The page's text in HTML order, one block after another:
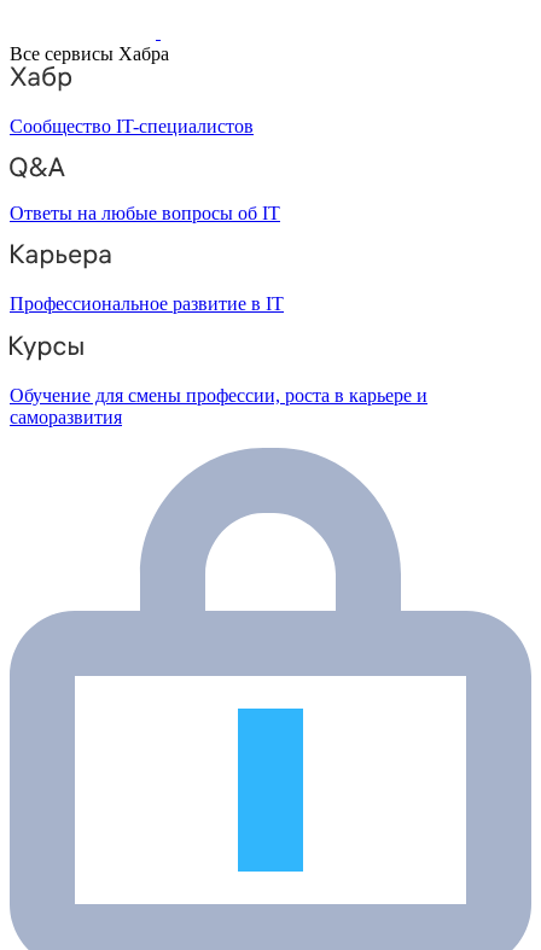
Все сервисы Хабра
Сообщество IT-специалистов
Ответы на любые вопросы об IT
Профессиональное развитие в IT
Обучение для смены профессии, роста в карьере и
саморазвития